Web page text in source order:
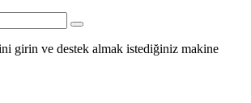
girin ve destek almak istediğiniz makine